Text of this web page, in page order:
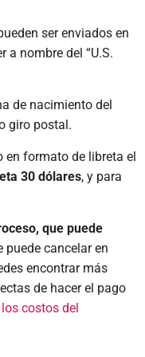
ser enviados en
a nombre del “U.S.
de nacimiento del
giro postal.
en formato de libreta el
30 dólares, y para
que puede
puede cancelar en
encontrar más
de hacer el pago
costos del